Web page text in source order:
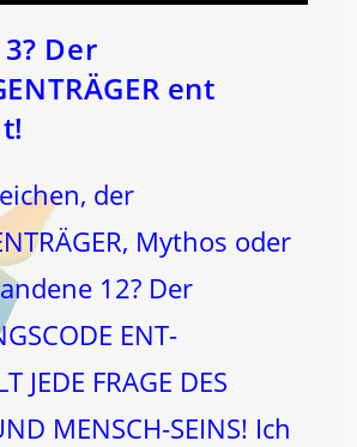
Der
ent
der
Mythos oder
12? Der
ENT-
JEDE FRAGE DES
MENSCH-SEINS! Ich